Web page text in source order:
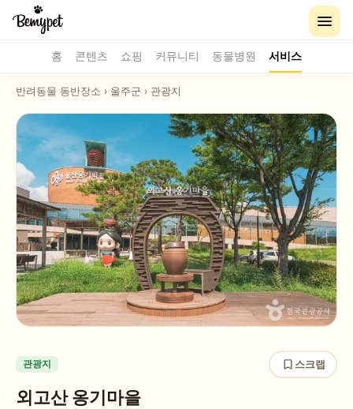
홈 콘텐츠 쇼핑 커뮤니티 동물병원 서비스
반려동물 동반장소 › 울주군 › 관광지
관광지 스크랩
외고산 옹기마을